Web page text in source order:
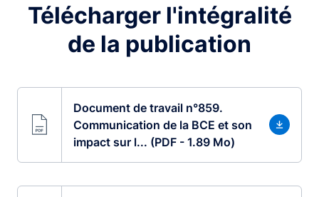
Télécharger l'intégralité
de la publication
Document de travail n°859.
Communication de la BCE et son
impact sur l... (PDF - 1.89 Mo)